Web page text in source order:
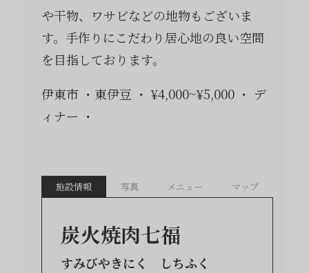
や干物、ワサビなどの地物もございま
す。手作りにこだわり居心地の良い空間
を目指しております。
伊東市
東伊豆 ¥4,000~¥5,000
デ
ィナー
施設情報 写真 メニュー マップ
炭火焼肉七福
すみびやきにく しちふく